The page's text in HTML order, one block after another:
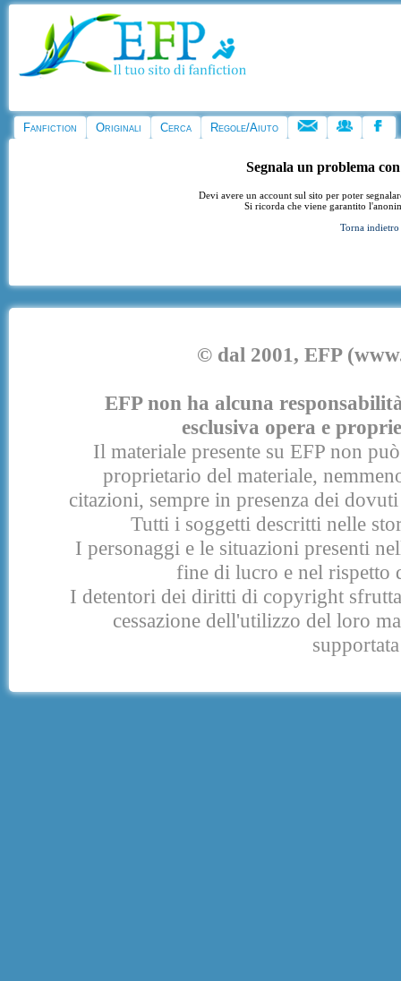
Fanfiction Originali Cerca Regole/Aiuto
Segnala un problema
Devi avere un account sul sito per poter
Si ricorda che viene garantito
Torna indietro
© dal 2001, EFP
EFP non ha alcuna
esclusiva opera e
Il materiale presente su EFP non
proprietario del materiale,
citazioni, sempre in presenza dei
Tutti i soggetti descritti nelle
I personaggi e le situazioni presenti
fine di lucro e nel rispetto
I detentori dei diritti di copyright
cessazione dell'utilizzo del loro